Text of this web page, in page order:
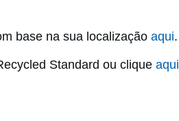
base na sua localização aqui.
Standard ou clique aqui